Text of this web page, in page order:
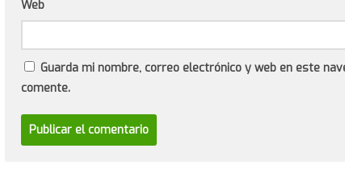
Web
Guarda mi nombre, correo electrónico y web en este
comente.